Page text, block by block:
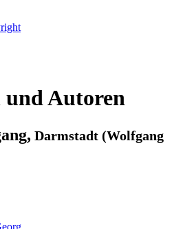
Autoren
Darmstadt (Wolfgang